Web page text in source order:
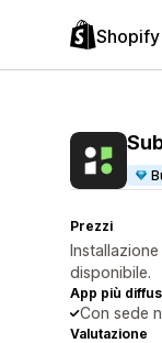
Prezzi
disponibile.
App più
Con sede
Valutazione